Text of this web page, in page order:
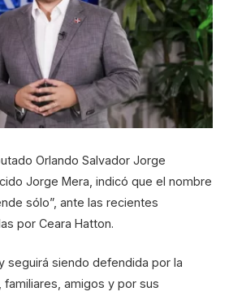
Orlando Salvador Jorge
Jorge Mera, indicó que el nombre
sólo”, ante las recientes
por Ceara Hatton.
seguirá siendo defendida por la
amigos y por sus